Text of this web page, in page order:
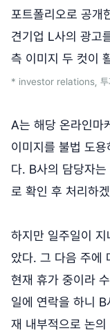
포트폴리오로 공개
견기업 L사의 광고
측 이미지 두 컷이
* investor relations, 투
A는 해당 온라인마
이미지를 불법 도
다. B사의 담당자
로 확인 후 처리하
하지만 일주일이
았다. 그 다음 주에
현재 휴가 중이라
일에 연락을 하니
재 내부적으로 논